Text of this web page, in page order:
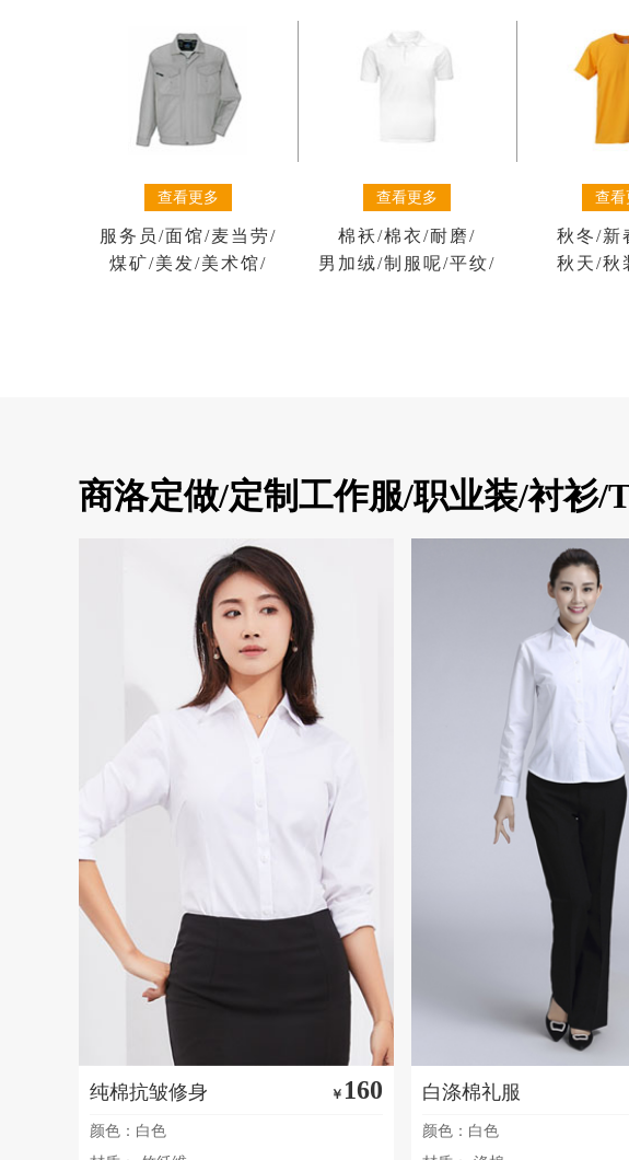
查看更多
服务员/面馆/麦当劳/
煤矿/美发/美术馆/
查看更多
棉袄/棉衣/耐磨/
男加绒/制服呢/平纹/
查看
秋冬/新
秋天/秋
商洛定做/定制工作服/职业装/衬衫/
纯棉抗皱修身 ￥ 160
颜色：白色
白涤棉礼服
颜色：白色